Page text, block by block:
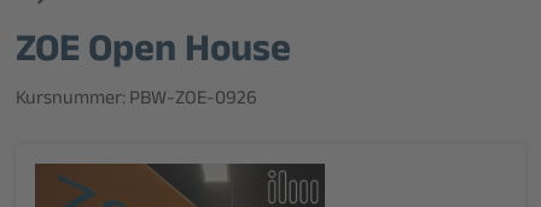
ZOE Open House
Kursnummer: PBW-ZOE-0926